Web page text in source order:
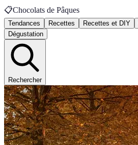
📋Chocolats de Pâques
Tendances Recettes Recettes et DIY
Dégustation
Rechercher